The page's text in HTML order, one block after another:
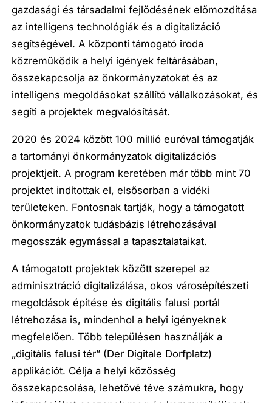
gazdasági és társadalmi fejlődésének előmozdítása
az intelligens technológiák és a digitalizáció
segítségével. A központi támogató iroda
közreműködik a helyi igények feltárásában,
összekapcsolja az önkormányzatokat és az
intelligens megoldásokat szállító vállalkozásokat, és
segíti a projektek megvalósítását.
2020 és 2024 között 100 millió euróval támogatják
a tartományi önkormányzatok digitalizációs
projektjeit. A program keretében már több mint 70
projektet indítottak el, elsősorban a vidéki
területeken. Fontosnak tartják, hogy a támogatott
önkormányzatok tudásbázis létrehozásával
megosszák egymással a tapasztalataikat.
A támogatott projektek között szerepel az
adminisztráció digitalizálása, okos városépítészeti
megoldások építése és digitális falusi portál
létrehozása is, mindenhol a helyi igényeknek
megfelelően. Több településen használják a
„digitális falusi tér” (Der Digitale Dorfplatz)
applikációt. Célja a helyi közösség
összekapcsolása, lehetővé téve számukra, hogy